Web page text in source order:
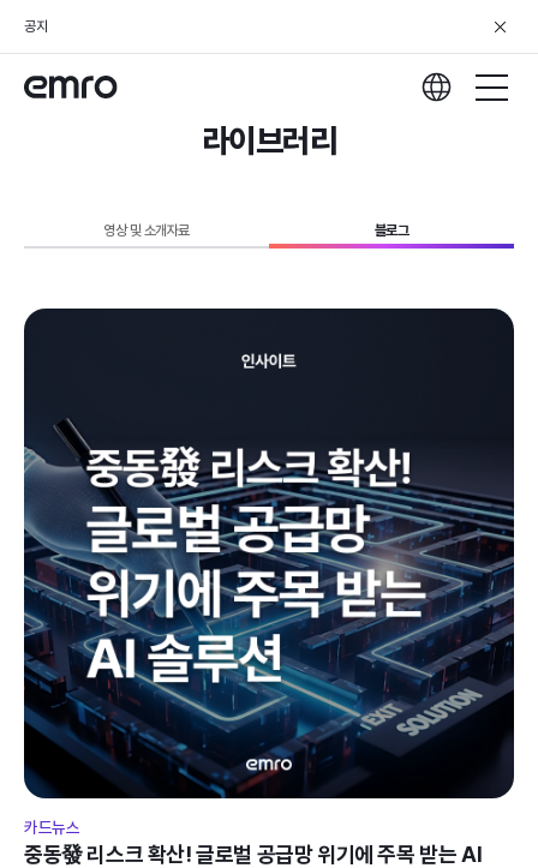
공지
라이브러리
영상 및 소개자료 블로그
카드뉴스
중동發 리스크 확산! 글로벌 공급망 위기에 주목 받는 AI